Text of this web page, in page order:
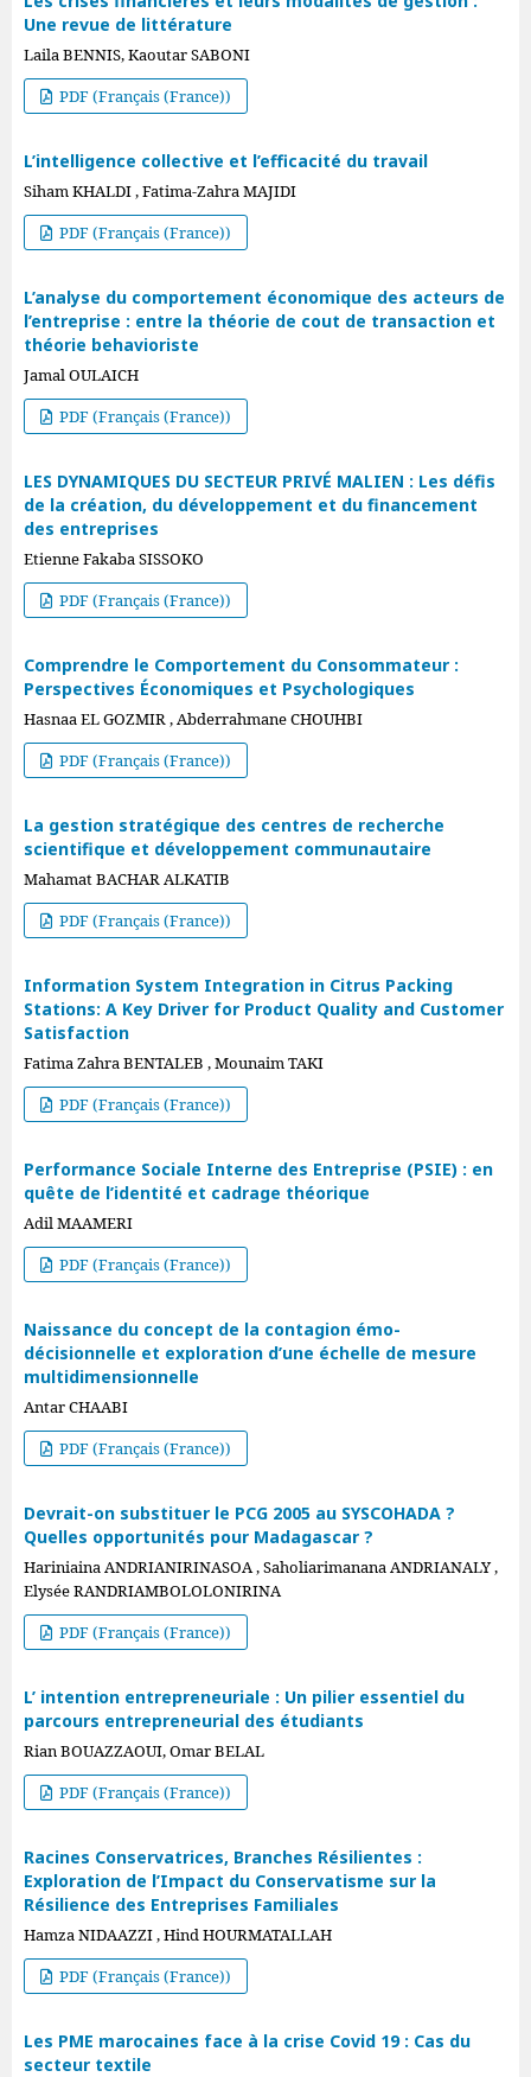
Une revue de littérature
Laila BENNIS, Kaoutar SABONI
PDF (Français (France))
L’intelligence collective et l’efficacité du travail
Siham KHALDI , Fatima-Zahra MAJIDI
PDF (Français (France))
L’analyse du comportement économique des acteurs de
l’entreprise : entre la théorie de cout de transaction et
théorie behavioriste
Jamal OULAICH
PDF (Français (France))
LES DYNAMIQUES DU SECTEUR PRIVÉ MALIEN : Les défis
de la création, du développement et du financement
des entreprises
Etienne Fakaba SISSOKO
PDF (Français (France))
Comprendre le Comportement du Consommateur :
Perspectives Économiques et Psychologiques
Hasnaa EL GOZMIR , Abderrahmane CHOUHBI
PDF (Français (France))
La gestion stratégique des centres de recherche
scientifique et développement communautaire
Mahamat BACHAR ALKATIB
PDF (Français (France))
Information System Integration in Citrus Packing
Stations: A Key Driver for Product Quality and Customer
Satisfaction
Fatima Zahra BENTALEB , Mounaim TAKI
PDF (Français (France))
Performance Sociale Interne des Entreprise (PSIE) : en
quête de l’identité et cadrage théorique
Adil MAAMERI
PDF (Français (France))
Naissance du concept de la contagion émo-
décisionnelle et exploration d’une échelle de mesure
multidimensionnelle
Antar CHAABI
PDF (Français (France))
Devrait-on substituer le PCG 2005 au SYSCOHADA ?
Quelles opportunités pour Madagascar ?
Hariniaina ANDRIANIRINASOA , Saholiarimanana ANDRIANALY ,
Elysée RANDRIAMBOLOLONIRINA
PDF (Français (France))
L’ intention entrepreneuriale : Un pilier essentiel du
parcours entrepreneurial des étudiants
Rian BOUAZZAOUI, Omar BELAL
PDF (Français (France))
Racines Conservatrices, Branches Résilientes :
Exploration de l’Impact du Conservatisme sur la
Résilience des Entreprises Familiales
Hamza NIDAAZZI , Hind HOURMATALLAH
PDF (Français (France))
Les PME marocaines face à la crise Covid 19 : Cas du
secteur textile